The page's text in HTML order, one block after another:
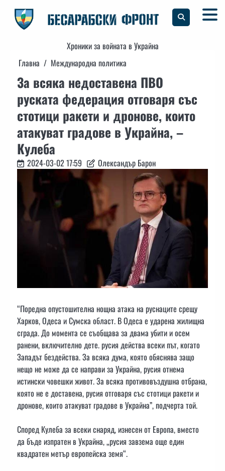
content
Хроники за войната в Украйна
Главна
Международна политика
За всяка недоставена ПВО
руската федерация отговаря със
стотици ракети и дронове, които
атакуват градове в Украйна, –
Кулеба
2024-03-02 17:59 Олександър Барон
“Поредна опустошителна нощна атака на руснаците срещу
Харков, Одеса и Сумска област. В Одеса е ударена жилищна
сграда. До момента се съобщава за двама убити и осем
ранени, включително дете. русия действа всеки път, когато
Западът бездейства. За всяка дума, която обяснява защо
нещо не може да се направи за Украйна, русия отнема
истински човешки живот. За всяка противовъздушна отбрана,
която не е доставена, русия отговаря със стотици ракети и
дронове, които атакуват градове в Украйна”, подчерта той.
Според Кулеба за всеки снаряд, изнесен от Европа, вместо
да бъде изпратен в Украйна, „русия завзема още един
квадратен метър европейска земя“.